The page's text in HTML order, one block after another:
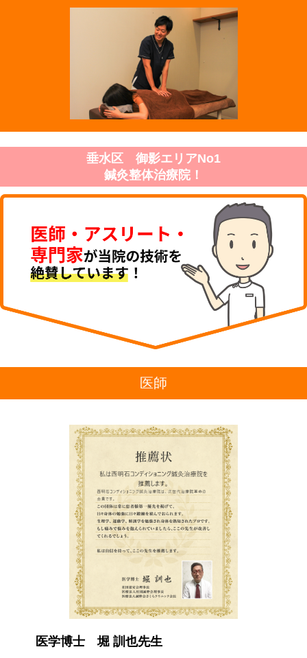
垂水区 御影エリアNo1
鍼灸整体治療院！
医師
医学博士 堀 訓也先生